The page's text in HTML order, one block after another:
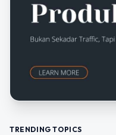
TRENDING TOPICS